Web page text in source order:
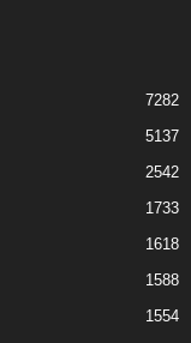
7282
5137
2542
1733
1618
1588
1554